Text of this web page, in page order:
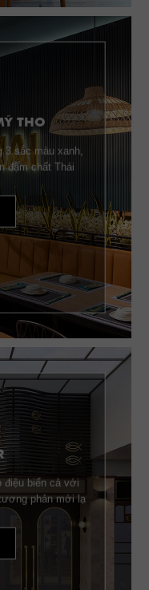
THO
3 sắc màu xanh,
đậm chất Thái
điệu biển cả với
phản mới lạ